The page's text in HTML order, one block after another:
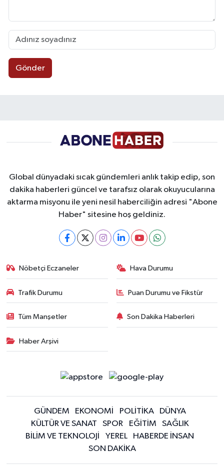
Gönder
Global dünyadaki sıcak gündemleri anlık takip edip, son
dakika haberleri güncel ve tarafsız olarak okuyucularına
aktarma misyonu ile yeni nesil haberciliğin adresi "Abone
Haber" sitesine hoş geldiniz.
Nöbetçi Eczaneler Hava Durumu
Trafik Durumu Puan Durumu ve Fikstür
Tüm Manşetler Son Dakika Haberleri
Haber Arşivi
GÜNDEM EKONOMİ POLİTİKA
DÜNYA
KÜLTÜR VE SANAT
SPOR EĞİTİM
SAĞLIK
BİLİM VE TEKNOLOJİ
YEREL
HABERDE İNSAN
SON DAKİKA